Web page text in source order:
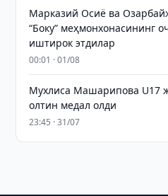
Марказий Осиё ва
“Боку” меҳмонхонасининг
иштирок этдилар
00:01 · 01/08
Мухлиса Машарипова U17
олтин медал олди
23:45 · 31/07